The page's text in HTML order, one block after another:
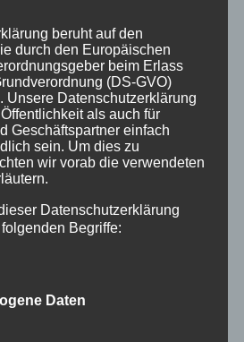
Zeitraum für
vervollständigen
wählen zwischen
und können so ganz
schnell eine unserer
von zu Hause aus buchen!
beruht auf den
durch den Europäischen
beim Erlass
(DS-GVO)
Unsere Datenschutzerklärung
als auch für
Geschäftspartner einfach
sein. Um dies zu
wir vorab die verwendeten
Datenschutzerklärung
Begriffe:
Daten